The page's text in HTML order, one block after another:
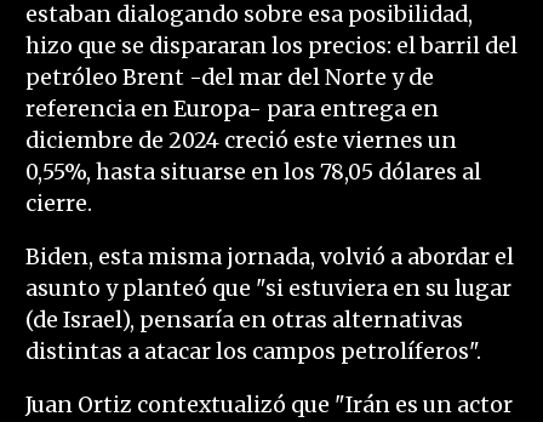
estaban dialogando sobre esa posibilidad,
hizo que se dispararan los precios: el barril del
petróleo Brent -del mar del Norte y de
referencia en Europa- para entrega en
diciembre de 2024 creció este viernes un
0,55%, hasta situarse en los 78,05 dólares al
cierre.
Biden, esta misma jornada, volvió a abordar el
asunto y planteó que "si estuviera en su lugar
(de Israel), pensaría en otras alternativas
distintas a atacar los campos petrolíferos".
Juan Ortiz contextualizó que "Irán es un actor